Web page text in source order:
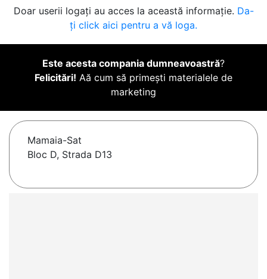
Doar userii logați au acces la această informație. Da-
ți click aici pentru a vă loga.
Este acesta compania dumneavoastră?
Felicitări! Aă cum să primești materialele de
marketing
Mamaia-Sat
Bloc D, Strada D13